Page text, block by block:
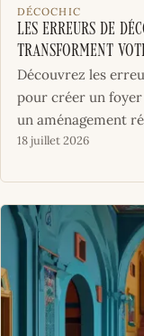
DÉCOCHIC
Les erreurs de
transforment
Découvrez les
pour créer un
un aménagement
18 juillet 2026